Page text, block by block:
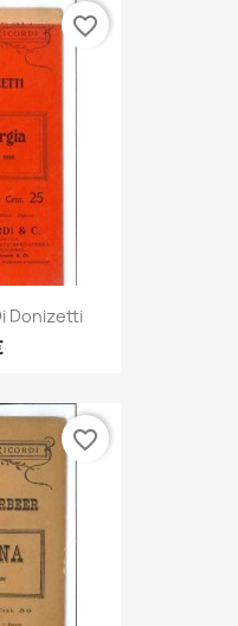
Donizetti
favorite_border
favorite_border